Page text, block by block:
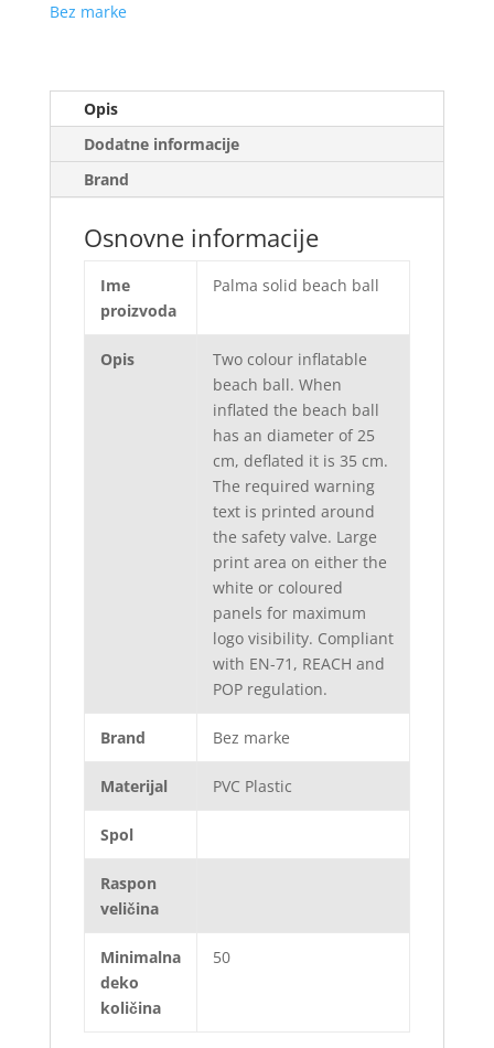
Bez marke
Opis
Dodatne informacije
Brand
Osnovne informacije
Ime
proizvoda
Palma solid beach ball
Opis
Two colour inflatable
beach ball. When
inflated the beach ball
has an diameter of 25
cm, deflated it is 35 cm.
The required warning
text is printed around
the safety valve. Large
print area on either the
white or coloured
panels for maximum
logo visibility. Compliant
with EN-71, REACH and
POP regulation.
Brand Bez marke
Materijal PVC Plastic
Spol
Raspon
veličina
Minimalna
deko
količina
50